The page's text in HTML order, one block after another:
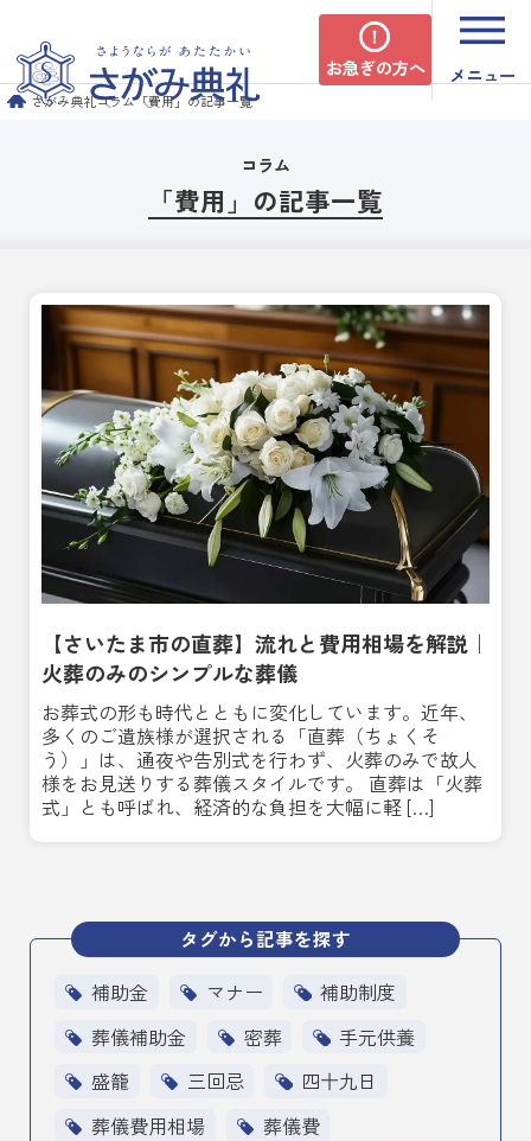
お急ぎの方へ メニュー
さがみ典礼コラム「費用」の記事一覧
コラム
「費用」の記事一覧
【さいたま市の直葬】流れと費用相場を解説｜
火葬のみのシンプルな葬儀
お葬式の形も時代とともに変化しています。近年、
多くのご遺族様が選択される「直葬（ちょくそ
う）」は、通夜や告別式を行わず、火葬のみで故人
様をお見送りする葬儀スタイルです。 直葬は「火葬
式」とも呼ばれ、経済的な負担を大幅に軽 […]
タグから記事を探す
補助金 マナー
補助制度
葬儀補助金
密葬
手元供養
盛籠
三回忌
四十九日
葬儀費用相場
葬儀費